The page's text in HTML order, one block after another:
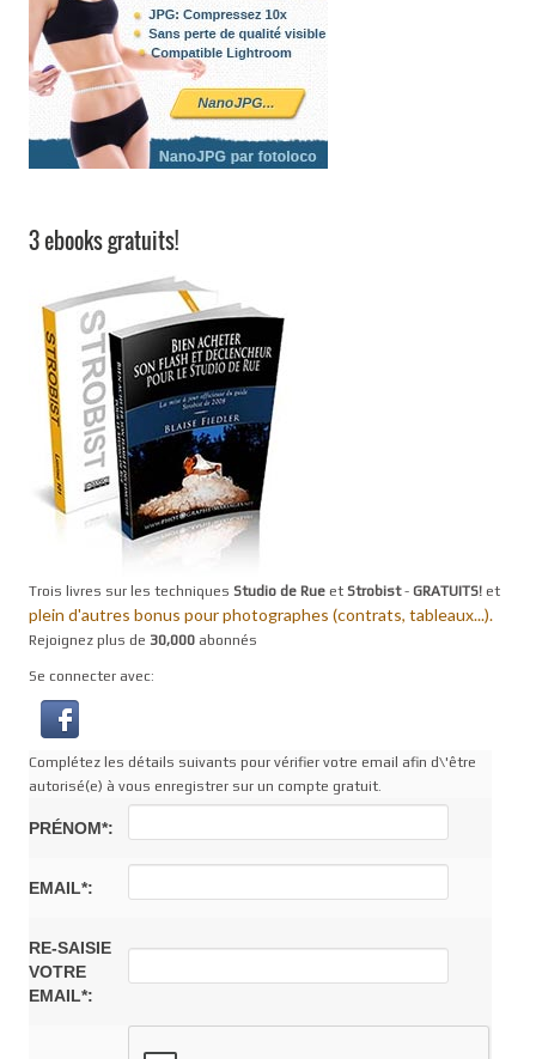
3 ebooks gratuits!
Trois livres sur les techniques Studio de Rue et Strobist- GRATUITS! et
plein d'autres bonus pour photographes (contrats, tableaux...).
Rejoignez plus de 30,000 abonnés
Se connecter avec:
Complétez les détails suivants pour vérifier votre email afin d\'être
autorisé(e) à vous enregistrer sur un compte gratuit.
PRÉNOM*:
EMAIL*:
RE-SAISIE
VOTRE
EMAIL*: